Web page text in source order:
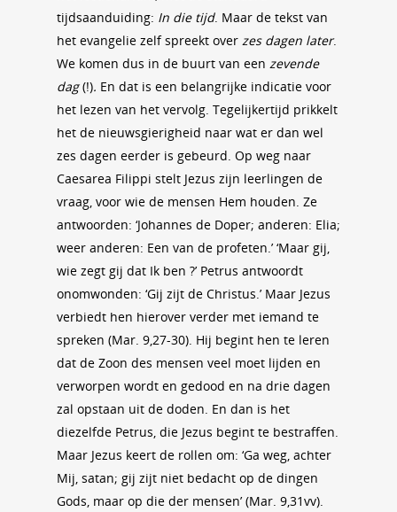
tijdsaanduiding: In die tijd. Maar de tekst van
het evangelie zelf spreekt over zes dagen later.
We komen dus in de buurt van een zevende
dag(!). En dat is een belangrijke indicatie voor
het lezen van het vervolg. Tegelijkertijd prikkelt
het de nieuwsgierigheid naar wat er dan wel
zes dagen eerder is gebeurd. Op weg naar
Caesarea Filippi stelt Jezus zijn leerlingen de
vraag, voor wie de mensen Hem houden. Ze
antwoorden: ‘Johannes de Doper; anderen: Elia;
weer anderen: Een van de profeten.’ ‘Maar gij,
wie zegt gij dat Ik ben ?’ Petrus antwoordt
onomwonden: ‘Gij zijt de Christus.’ Maar Jezus
verbiedt hen hierover verder met iemand te
spreken (Mar. 9,27-30). Hij begint hen te leren
dat de Zoon des mensen veel moet lijden en
verworpen wordt en gedood en na drie dagen
zal opstaan uit de doden. En dan is het
diezelfde Petrus, die Jezus begint te bestraffen.
Maar Jezus keert de rollen om: ‘Ga weg, achter
Mij, satan; gij zijt niet bedacht op de dingen
Gods, maar op die der mensen’ (Mar. 9,31vv).